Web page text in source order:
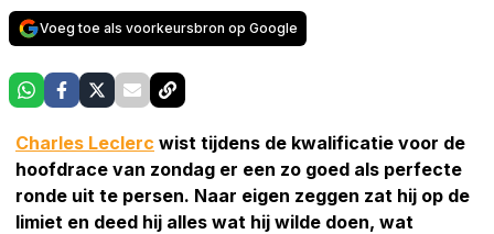
Voeg toe als voorkeursbron op Google
Charles Leclerc wist tijdens de kwalificatie voor de
hoofdrace van zondag er een zo goed als perfecte
ronde uit te persen. Naar eigen zeggen zat hij op de
limiet en deed hij alles wat hij wilde doen, wat